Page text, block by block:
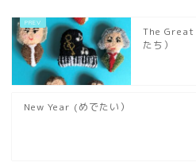
The Great
たち）
New Year (めでたい）